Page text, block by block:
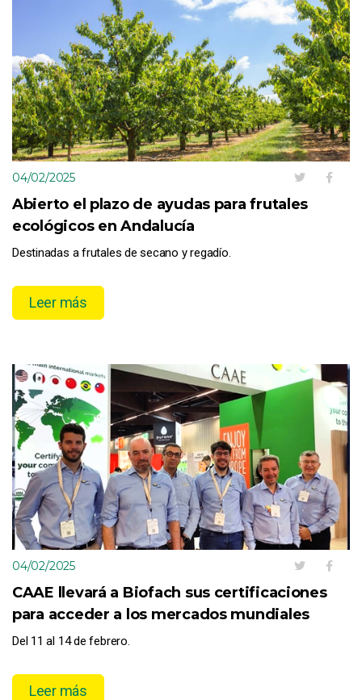
04/02/2025
Abierto el plazo de ayudas para frutales
ecológicos en Andalucía
Destinadas a frutales de secano y regadío.
Leer más
04/02/2025
CAAE llevará a Biofach sus certificaciones
para acceder a los mercados mundiales
Del 11 al 14 de febrero.
Leer más